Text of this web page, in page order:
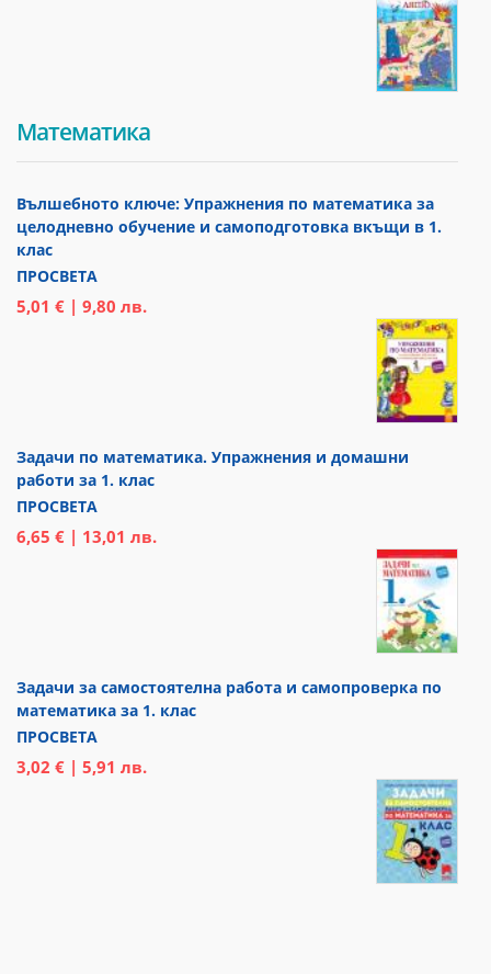
Математика
Вълшебното ключе: Упражнения по математика за
целодневно обучение и самоподготовка вкъщи в 1.
клас
ПРОСВЕТА
5,01 € | 9,80 лв.
Задачи по математика. Упражнения и домашни
работи за 1. клас
ПРОСВЕТА
6,65 € | 13,01 лв.
Задачи за самостоятелна работа и самопроверка по
математика за 1. клас
ПРОСВЕТА
3,02 € | 5,91 лв.